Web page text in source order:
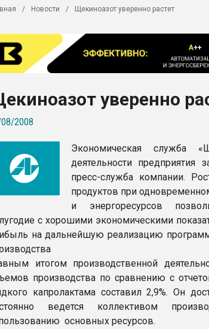
машины:
Автоматизация выходит на
в переработке
на строительном рынке
выдува ПЭТ
НА ФОРУМ
Новости Щекиноазот уверенно растет
уверенно
2008
Экономическая служба
деятельности предприятия
пресс-служба компании.
продуктов при
и энергоресурсов
с хорошими экономическими
на дальнейшую реализацию
итогом производственной
производства по сравнению с
капролактама составил 2,9%. Он
ведется коллективом
основных ресурсов.